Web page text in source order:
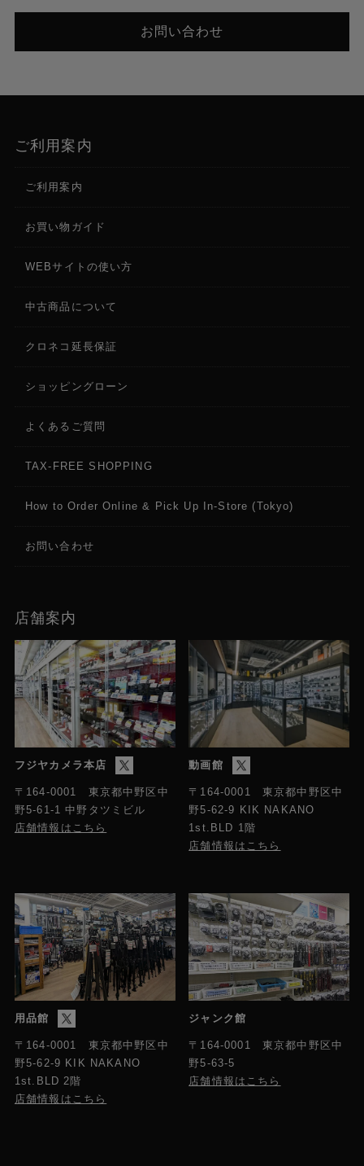
お問い合わせ
ご利用案内
ご利用案内
お買い物ガイド
WEBサイトの使い方
中古商品について
クロネコ延長保証
ショッピングローン
よくあるご質問
TAX-FREE SHOPPING
How to Order Online & Pick Up In-Store (Tokyo)
お問い合わせ
店舗案内
フジヤカメラ本店
〒164-0001 東京都中野区中
野5-61-1 中野タツミビル
店舗情報はこちら
動画館
〒164-0001 東京都中野区中
野5-62-9 KIK NAKANO
1st.BLD 1階
店舗情報はこちら
用品館
〒164-0001 東京都中野区中
野5-62-9 KIK NAKANO
1st.BLD 2階
店舗情報はこちら
ジャンク館
〒164-0001 東京都中野区中
野5-63-5
店舗情報はこちら